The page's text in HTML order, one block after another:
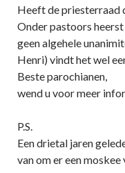
Heeft de priesterraad
Onder pastoors
geen algehele
Henri) vindt het wel
Beste parochianen,
wend u voor meer
P.S.
Een drietal jaren
van om er een moskee